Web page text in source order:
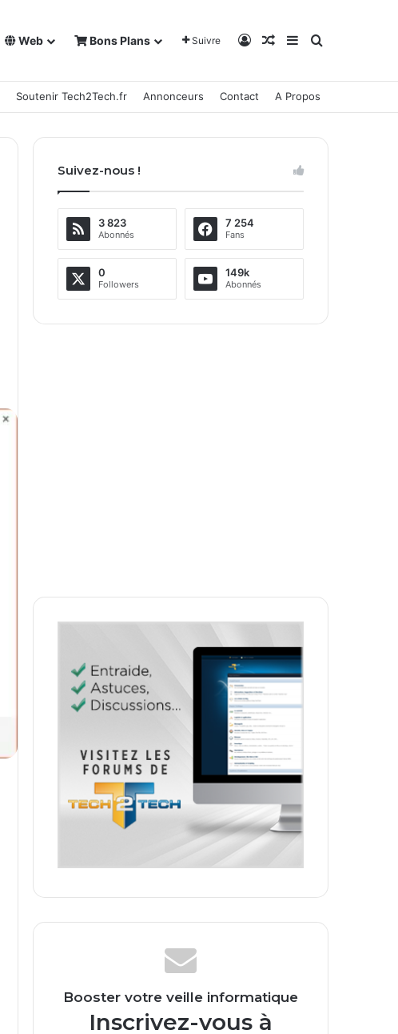
Web Bons Plans Suivre Connexion
Article Aléatoire
Sidebar (barre
Rechercher
Soutenir Tech2Tech.fr Annonceurs Contact A Propos
Suivez-nous !
3 823
Abonnés
7 254
Fans
0
Followers
149k
Abonnés
Booster votre veille informatique
Inscrivez-vous à